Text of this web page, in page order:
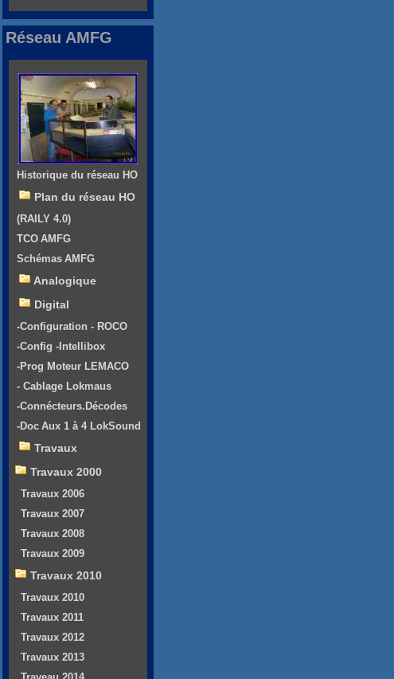
Réseau AMFG
Historique du réseau HO
Plan du réseau HO
(RAILY 4.0)
TCO AMFG
Schémas AMFG
Analogique
Digital
-Configuration - ROCO
-Config -Intellibox
-Prog Moteur LEMACO
- Cablage Lokmaus
-Connécteurs.Décodes
-Doc Aux 1 à 4 LokSound
Travaux
Travaux 2000
Travaux 2006
Travaux 2007
Travaux 2008
Travaux 2009
Travaux 2010
Travaux 2010
Travaux 2011
Travaux 2012
Travaux 2013